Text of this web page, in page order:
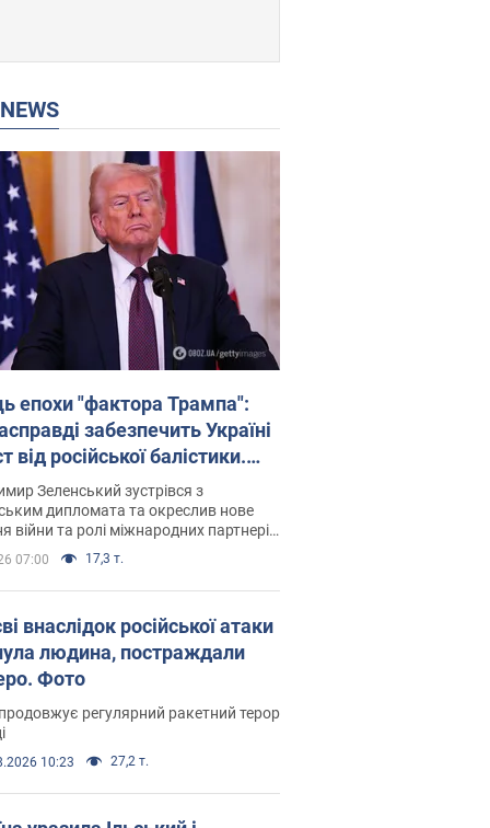
NEWS
епохи "фактора Трампа":
забезпечить Україні
від російської балістики.
з Безсмертним
Зеленський зустрівся з
дипломата та окреслив нове
війни та ролі міжнародних партнерів
з Росією
07:00 17,3 т.
внаслідок російської атаки
людина, постраждали
Фото
регулярний ракетний терор
10:23 27,2 т.